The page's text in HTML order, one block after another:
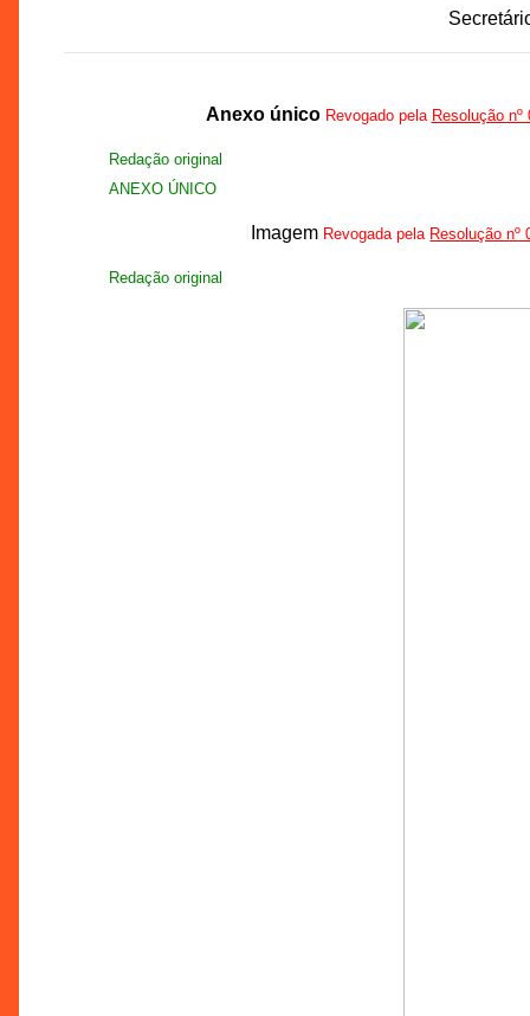
Anexo único Revogado pela Resolução
Redação original
ANEXO ÚNICO
Imagem Revogada pela Resolução nº
Redação original